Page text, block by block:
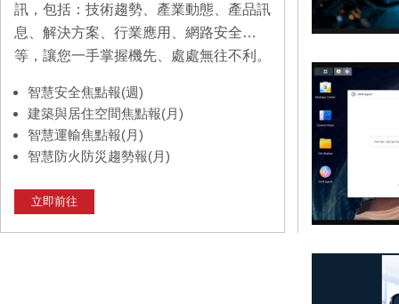
訊，包括：技術趨勢、產業動態、產品訊
息、解決方案、行業應用、網路安全…
等，讓您一手掌握機先、處處無往不利。
智慧安全焦點報(週)
建築與居住空間焦點報(月)
智慧運輸焦點報(月)
智慧防火防災趨勢報(月)
立即前往